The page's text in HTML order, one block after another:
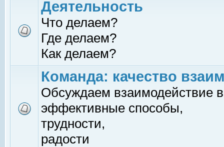
Деятельность
Что делаем?
Где делаем?
Как делаем?
Команда: качество
Обсуждаем взаимодействие
эффективные способы,
трудности,
радости